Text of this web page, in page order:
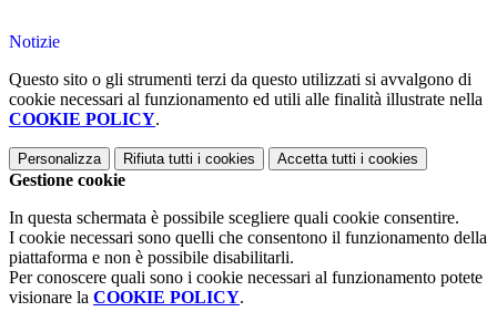
Notizie
Questo sito o gli strumenti terzi da questo utilizzati si avvalgono di
cookie necessari al funzionamento ed utili alle finalità illustrate nella
COOKIE POLICY.
Personalizza Rifiuta tutti i cookies Accetta tutti i cookies
Gestione cookie
In questa schermata è possibile scegliere quali cookie consentire.
I cookie necessari sono quelli che consentono il funzionamento della
piattaforma e non è possibile disabilitarli.
Per conoscere quali sono i cookie necessari al funzionamento potete
visionare la COOKIE POLICY.